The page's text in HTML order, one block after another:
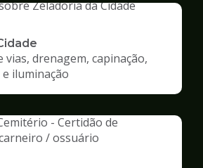
vias, drenagem, capinação,
iluminação